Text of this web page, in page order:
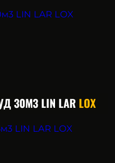
30М3 LIN LAR LOX